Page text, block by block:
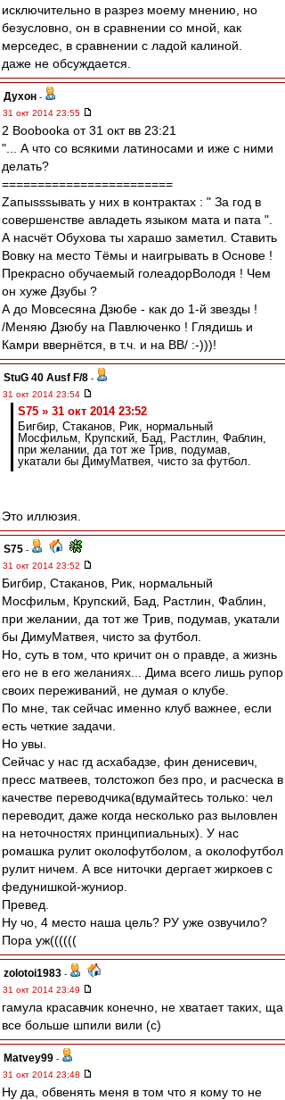
исключительно в разрез моему мнению, но
безусловно, он в сравнении со мной, как
мерседес, в сравнении с ладой калиной.
даже не обсуждается.
Духон -
31 окт 2014 23:55
2 Boobooka от 31 окт вв 23:21
"... А что со всякими латиносами и иже с ними
делать?
========================
Zапыsssывать у них в контрактах : " За год в
совершенстве авладеть языком мата и пата ".
А насчёт Обухова ты харашо заметил. Ставить
Вовку на место Тёмы и наигрывать в Основе !
Прекрасно обучаемый голеадорВолодя ! Чем
он хуже Дзубы ?
А до Мовсесяна Дзюбе - как до 1-й звезды !
/Меняю Дзюбу на Павлюченко ! Глядишь и
Камри ввернётся, в т.ч. и на ВВ/ :-)))!
StuG 40 Ausf F/8 -
31 окт 2014 23:54
S75 » 31 окт 2014 23:52
Бигбир, Стаканов, Рик, нормальный
Мосфильм, Крупский, Бад, Растлин, Фаблин,
при желании, да тот же Трив, подумав,
укатали бы ДимуМатвея, чисто за футбол.
Это иллюзия.
S75 -
31 окт 2014 23:52
Бигбир, Стаканов, Рик, нормальный
Мосфильм, Крупский, Бад, Растлин, Фаблин,
при желании, да тот же Трив, подумав, укатали
бы ДимуМатвея, чисто за футбол.
Но, суть в том, что кричит он о правде, а жизнь
его не в его желаниях... Дима всего лишь рупор
своих переживаний, не думая о клубе.
По мне, так сейчас именно клуб важнее, если
есть четкие задачи.
Но увы.
Сейчас у нас гд асхабадзе, фин денисевич,
пресс матвеев, толстожоп без про, и расческа в
качестве переводчика(вдумайтесь только: чел
переводит, даже когда несколько раз выловлен
на неточностях принципиальных). У нас
ромашка рулит околофутболом, а околофутбол
рулит ничем. А все ниточки дергает жиркоев с
федунишкой-жуниор.
Превед.
Ну чо, 4 место наша цель? РУ уже озвучило?
Пора уж((((((
zolotoi1983 -
31 окт 2014 23:49
гамула красавчик конечно, не хватает таких, ща
все больше шпили вили (с)
Matvey99 -
31 окт 2014 23:48
Ну да, обвенять меня в том что я кому то не